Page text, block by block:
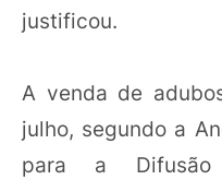
justificou.
A venda de
julho, segundo a
para a